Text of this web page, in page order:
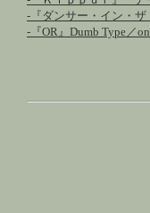
-『ダンサー・イン・
-『OR』Dumb Type／